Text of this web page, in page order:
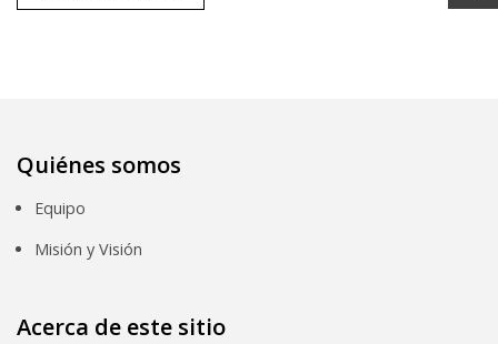
Quiénes somos
Equipo
Misión y Visión
Acerca de este sitio